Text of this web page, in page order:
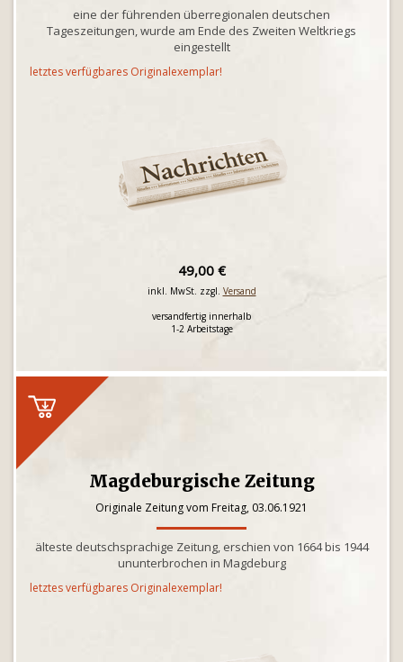
eine der führenden überregionalen deutschen
Tageszeitungen, wurde am Ende des Zweiten Weltkriegs
eingestellt
letztes verfügbares Originalexemplar!
49,00 €
inkl. MwSt. zzgl. Versand
versandfertig innerhalb
1-2 Arbeitstage
Magdeburgische Zeitung
Originale Zeitung vom Freitag, 03.06.1921
älteste deutschsprachige Zeitung, erschien von 1664 bis 1944
ununterbrochen in Magdeburg
letztes verfügbares Originalexemplar!